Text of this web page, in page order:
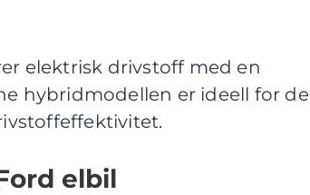
elektrisk drivstoff med en
hybridmodellen er ideell for de
elbil